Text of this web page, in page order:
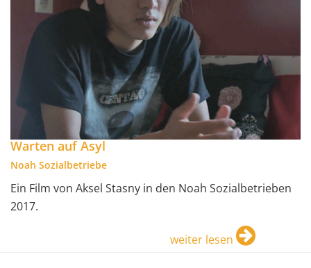
Warten auf Asyl
Noah Sozialbetriebe
Ein Film von Aksel Stasny in den Noah Sozialbetrieben
2017.
weiter lesen